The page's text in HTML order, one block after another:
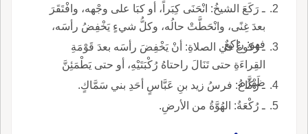
ـ رَكَعَ الشيخُ: انْحَنَى كِبَراً، أو كبَا على وجْهه، وافْتَقَرَ
بعدَ غِنًى، وانْحَطَّتْ حالُه، وكلُّ شيءٍ يَخْفِضُ رأسَه،
فهو: راكِعٌ.
ـ رُكوعُ في الصلاةِ: أنْ يَخْفِضَ رأسَه بعدَ قَوْمَةِ
القِراءَةِ حتى تَنَالَ راحتاهُ رُكْبَتَيْهِ، أو حتى يَطْمَئِنَّ
ظَهْرُه.
ـ رَكَّاعُ: فرسُ زيد بنِ عَبَّاسٍ أحَدِ بني سَمَّاكٍ.
ـ رُكْعَةُ: الهُوَّةُ من الأرضِ.